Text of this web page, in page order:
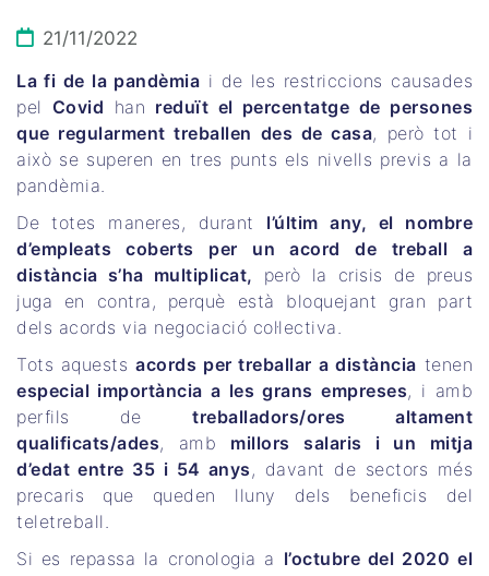
21/11/2022
La fi de la pandèmia i de les restriccions causades
pel Covid han reduït el percentatge de persones
que regularment treballen des de casa, però tot i
això se superen en tres punts els nivells previs a la
pandèmia.
De totes maneres, durant l’últim any, el nombre
d’empleats coberts per un acord de treball a
distància s’ha multiplicat, però la crisis de preus
juga en contra, perquè està bloquejant gran part
dels acords via negociació col·lectiva.
Tots aquestsacords per treballar a distància tenen
especial importància a les grans empreses, i amb
perfils detreballadors/ores altament
qualificats/ades, amb millors salaris i un mitja
d’edat entre 35 i 54 anys, davant de sectors més
precaris que queden lluny dels beneficis del
teletreball.
Si es repassa la cronologia a l’octubre del 2020 el